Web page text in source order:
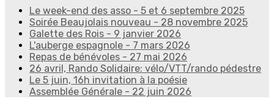
Le week-end des asso - 5 et 6 septembre 2025
Soirée Beaujolais nouveau - 28 novembre 2025
Galette des Rois - 9 janvier 2026
L'auberge espagnole - 7 mars 2026
Repas de bénévoles - 27 mai 2026
26 avril, Rando Solidaire: vélo/VTT/rando pédestre
Le 5 juin, 16h invitation à la poésie
Assemblée Générale - 22 juin 2026